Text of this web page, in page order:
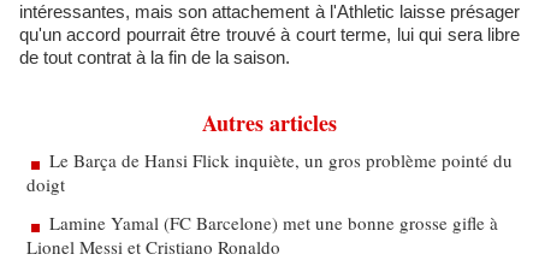
intéressantes, mais son attachement à l'Athletic laisse présager
qu'un accord pourrait être trouvé à court terme, lui qui sera libre
de tout contrat à la fin de la saison.
Autres articles
Le Barça de Hansi Flick inquiète, un gros problème pointé du
doigt
Lamine Yamal (FC Barcelone) met une bonne grosse gifle à
Lionel Messi et Cristiano Ronaldo